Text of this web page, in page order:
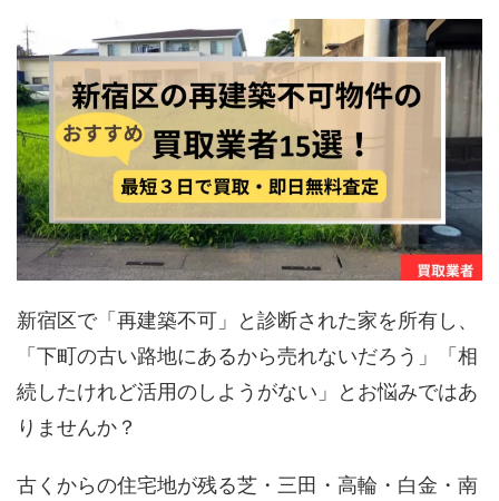
新宿区で「再建築不可」と診断された家を所有し、
「下町の古い路地にあるから売れないだろう」「相
続したけれど活用のしようがない」とお悩みではあ
りませんか？
古くからの住宅地が残る芝・三田・高輪・白金・南